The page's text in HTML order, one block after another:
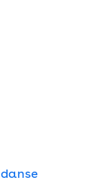
danse